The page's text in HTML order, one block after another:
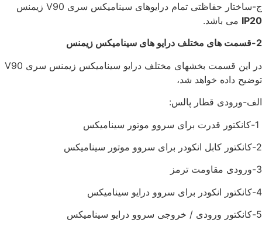
ج-ساختار حفاظتی تمام درایوهای سینامیکس سری V90 زیمنس
IP20 می باشد.
2-قسمت های مختلف درایو های سینامیکس زیمنس
در این قسمت بخشهای مختلف درایو سینامیکس زیمنس سری V90
توضیح داده خواهد شد،
الف-ورودی قطار پالس:
2-کانکتور کابل انکودر برای سروو موتور سینامیکس
3-ورودی مقاومت ترمز
4-کانکتور انکودر برای سروو درایو سینامیکس
5-کانکتور ورودی / خروجی سروو درایو سینامیکس